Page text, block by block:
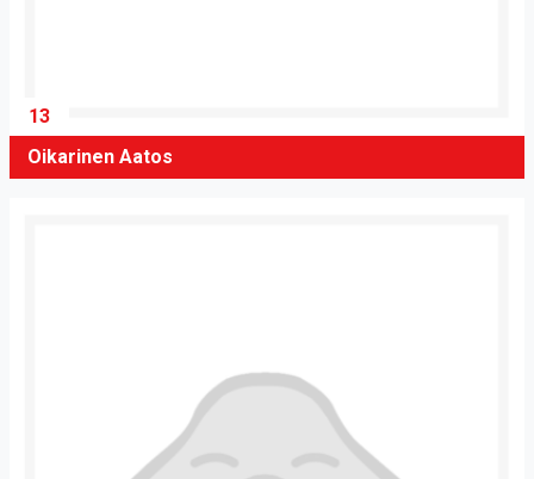
13
Oikarinen Aatos